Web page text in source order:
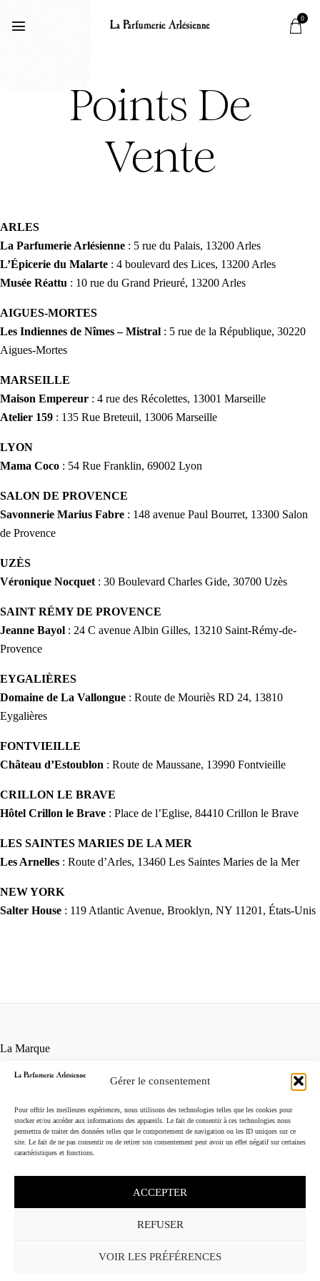
Gérer le consentement
Pour offrir les meilleures expériences, nous utilisons des technologies telles que les cookies pour
stocker et/ou accéder aux informations des appareils. Le fait de consentir à ces technologies nous
permettra de traiter des données telles que le comportement de navigation ou les ID uniques sur ce
site. Le fait de ne pas consentir ou de retirer son consentement peut avoir un effet négatif sur certaines
caractéristiques et fonctions.
ACCEPTER
REFUSER
VOIR LES PRÉFÉRENCES
0
Points De
Vente
ARLES
La Parfumerie Arlésienne : 5 rue du Palais, 13200 Arles
L’Épicerie du Malarte : 4 boulevard des Lices, 13200 Arles
Musée Réattu : 10 rue du Grand Prieuré, 13200 Arles
AIGUES-MORTES
Les Indiennes de Nîmes – Mistral : 5 rue de la République, 30220
Aigues-Mortes
MARSEILLE
Maison Empereur : 4 rue des Récolettes, 13001 Marseille
Atelier 159 : 135 Rue Breteuil, 13006 Marseille
LYON
Mama Coco : 54 Rue Franklin, 69002 Lyon
SALON DE PROVENCE
Savonnerie Marius Fabre : 148 avenue Paul Bourret, 13300 Salon
de Provence
UZÈS
Véronique Nocquet : 30 Boulevard Charles Gide, 30700 Uzès
SAINT RÉMY DE PROVENCE
Jeanne Bayol : 24 C avenue Albin Gilles, 13210 Saint-Rémy-de-
Provence
EYGALIÈRES
Domaine de La Vallongue : Route de Mouriès RD 24, 13810
Eygalières
FONTVIEILLE
Château d’Estoublon : Route de Maussane, 13990 Fontvieille
CRILLON LE BRAVE
Hôtel Crillon le Brave : Place de l’Eglise, 84410 Crillon le Brave
LES SAINTES MARIES DE LA MER
Les Arnelles : Route d’Arles, 13460 Les Saintes Maries de la Mer
NEW YORK
Salter House : 119 Atlantic Avenue, Brooklyn, NY 11201, États-Unis
La Marque
Conditions générales de vente
Mentions légales
Instagram